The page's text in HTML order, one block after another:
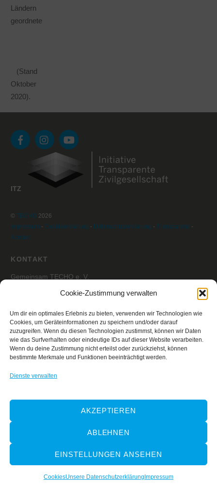
Cookie-Zustimmung verwalten
Um dir ein optimales Erlebnis zu bieten, verwenden wir Technologien wie
Cookies, um Geräteinformationen zu speichern und/oder darauf
zuzugreifen. Wenn du diesen Technologien zustimmst, können wir Daten
wie das Surfverhalten oder eindeutige IDs auf dieser Website verarbeiten.
Wenn du deine Zustimmung nicht erteilst oder zurückziehst, können
bestimmte Merkmale und Funktionen beeinträchtigt werden.
Dienste verwalten
AKZEPTIEREN
ABLEHNEN
EINSTELLUNGEN ANSEHEN
CookiesUnsere Datenschutzerklärung Impressum
Ländern
geordnete
(Stand
Oktober
2020).
ITZ
© TECHO 2026
Impressum - Cookieerklärung - Datenschutzerklärung - Transparenz -
Kontakt
KONTAKT
Gemeinsam TECHO e. V.
z.Hd. Julian Sitter
60385 Frankfurt am Main,Deutschland
deutschland@techo.org
SPENDENKONTO
Verwendungszweck: TECHO Deutschland
Unterstütze die Projekte von TECHO oder die Arbeit im
Verein!